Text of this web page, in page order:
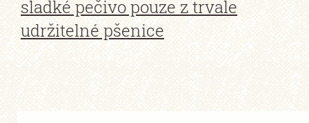
sladké pečivo pouze z trvale
udržitelné pšenice